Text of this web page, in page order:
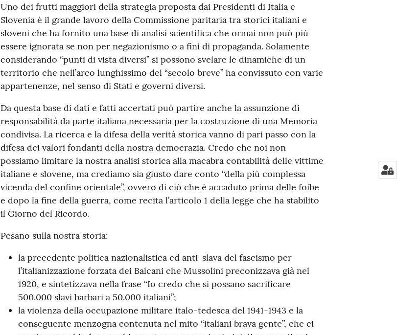
Uno dei frutti maggiori della strategia proposta dai Presidenti di Italia e
Slovenia è il grande lavoro della Commissione paritaria tra storici italiani e
sloveni che ha fornito una base di analisi scientifica che ormai non può più
essere ignorata se non per negazionismo o a fini di propaganda. Solamente
considerando “punti di vista diversi” si possono svelare le dinamiche di un
territorio che nell’arco lunghissimo del “secolo breve” ha convissuto con varie
appartenenze, nel senso di Stati e governi diversi.
Da questa base di dati e fatti accertati può partire anche la assunzione di
responsabilità da parte italiana necessaria per la costruzione di una Memoria
condivisa. La ricerca e la difesa della verità storica vanno di pari passo con la
difesa dei valori fondanti della nostra democrazia. Credo che noi non
possiamo limitare la nostra analisi storica alla macabra contabilità delle vittime
italiane e slovene, ma crediamo sia giusto dare conto “della più complessa
vicenda del confine orientale”, ovvero di ciò che è accaduto prima delle foibe
e dopo la fine della guerra, come recita l’articolo 1 della legge che ha stabilito
il Giorno del Ricordo.
Pesano sulla nostra storia:
la precedente politica nazionalistica ed anti-slava del fascismo per
l’italianizzazione forzata dei Balcani che Mussolini preconizzava già nel
1920, e sintetizzava nella frase “Io credo che si possano sacrificare
500.000 slavi barbari a 50.000 italiani”;
la violenza della occupazione militare italo-tedesca del 1941-1943 e la
conseguente menzogna contenuta nel mito “italiani brava gente”, che ci